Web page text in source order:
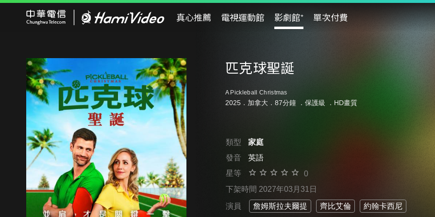
真心推薦 電視運動館 影劇館⁺ 單次付費
匹克球聖誕
A Pickleball Christmas
2025．加拿大．87分鐘 ． 保護級 ．HD畫質
類型
家庭
發音
英語
星等
0
下架時間 2027年03月31日
演員 詹姆斯拉夫爾提 齊比艾倫 約翰卡西尼